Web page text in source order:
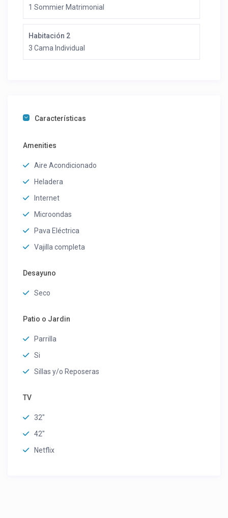
1 Sommier Matrimonial
Habitación 2
3 Cama Individual
Características
Amenities
Aire Acondicionado
Heladera
Internet
Microondas
Pava Eléctrica
Vajilla completa
Desayuno
Seco
Patio o Jardin
Parrilla
Si
Sillas y/o Reposeras
TV
32"
42"
Netflix